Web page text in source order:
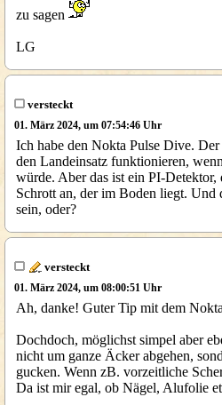
zu sagen
LG
versteckt
01. März 2024, um 07:54:46 Uhr
Ich habe den Nokta Pulse Dive.
den Landeinsatz funktionieren,
würde. Aber das ist ein PI-
Schrott an, der im Boden liegt. Und
sein, oder?
versteckt
01. März 2024, um 08:00:51 Uhr
Ah, danke! Guter Tip mit dem
Dochdoch, möglichst simpel aber
nicht um ganze Äcker abgehen,
gucken. Wenn zB. vorzeitliche
Da ist mir egal, ob Nägel, Alufolie